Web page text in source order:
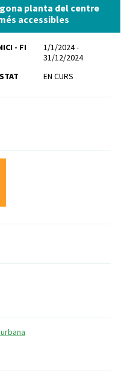
planta del centre
accessibles
- FI
1/1/2024 -
31/12/2024
EN CURS